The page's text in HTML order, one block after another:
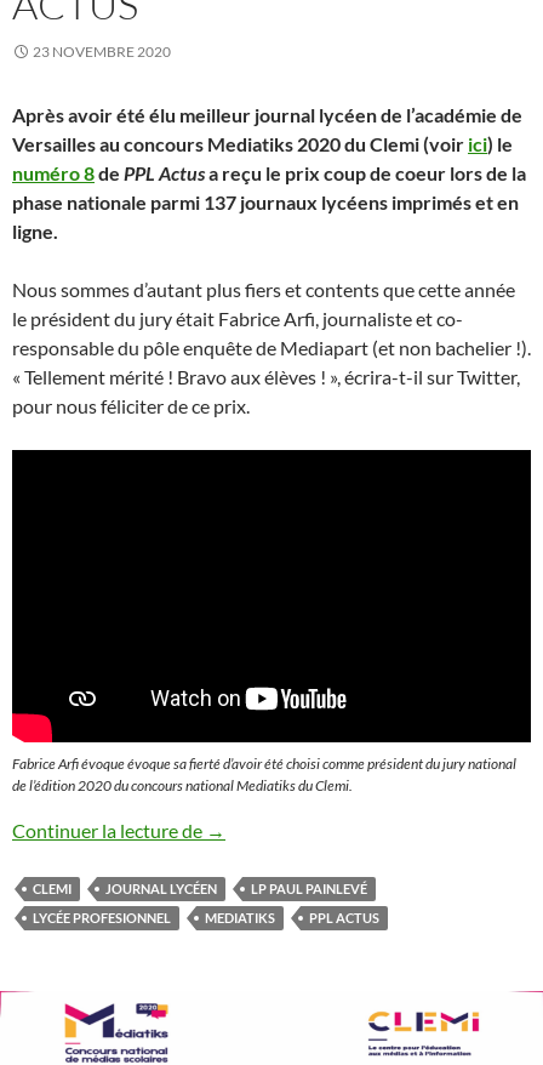
23 NOVEMBRE 2020
Après avoir été élu meilleur journal lycéen de l’académie de
Versailles au concours Mediatiks 2020 du Clemi (voir ici) le
numéro 8de PPL Actusa reçu le prix coup de coeur lors de la
phase nationale parmi 137 journaux lycéens imprimés et en
ligne.
Nous sommes d’autant plus fiers et contents que cette année
le président du jury était Fabrice Arfi, journaliste et co-
responsable du pôle enquête de Mediapart (et non bachelier !).
« Tellement mérité ! Bravo aux élèves ! », écrira-t-il sur Twitter,
pour nous féliciter de ce prix.
Fabrice Arfi évoque évoque sa fierté d’avoir été choisi comme président du jury national
de l’édition 2020 du concours national Mediatiks du Clemi.
Continuer la lecture de Concours Mediatiks national 2020 :
→
CLEMI JOURNAL LYCÉEN
LP PAUL PAINLEVÉ
LYCÉE PROFESIONNEL
MEDIATIKS PPL ACTUS